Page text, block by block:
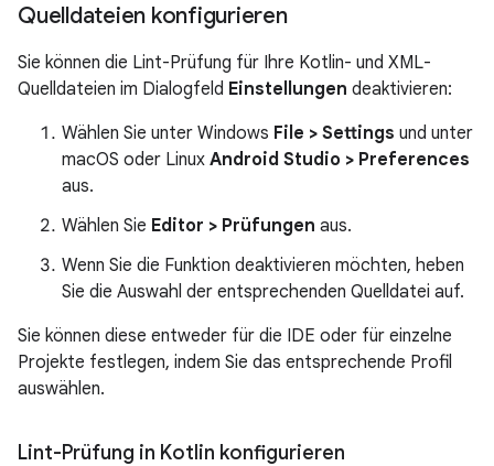
Quelldateien konfigurieren
Sie können die Lint-Prüfung für Ihre Kotlin- und XML-
Quelldateien im Dialogfeld Einstellungen deaktivieren:
Wählen Sie unter Windows File > Settings und unter
macOS oder Linux Android Studio > Preferences
aus.
Wählen Sie Editor > Prüfungen aus.
Wenn Sie die Funktion deaktivieren möchten, heben
Sie die Auswahl der entsprechenden Quelldatei auf.
Sie können diese entweder für die IDE oder für einzelne
Projekte festlegen, indem Sie das entsprechende Profil
auswählen.
Lint-Prüfung in Kotlin konfigurieren